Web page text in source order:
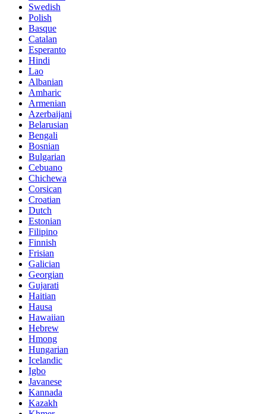
Swedish
Polish
Basque
Catalan
Esperanto
Hindi
Lao
Albanian
Amharic
Armenian
Azerbaijani
Belarusian
Bengali
Bosnian
Bulgarian
Cebuano
Chichewa
Corsican
Croatian
Dutch
Estonian
Filipino
Finnish
Frisian
Galician
Georgian
Gujarati
Haitian
Hausa
Hawaiian
Hebrew
Hmong
Hungarian
Icelandic
Igbo
Javanese
Kannada
Kazakh